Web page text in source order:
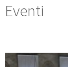
Eventi